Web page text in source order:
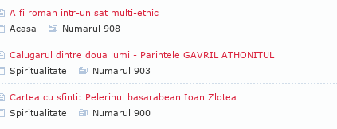
A fi roman intr-un sat multi-etnic
Acasa
Numarul 908
Calugarul dintre doua lumi - Parintele GAVRIL ATHONITUL
Spiritualitate
Numarul 903
Cartea cu sfinti: Pelerinul basarabean Ioan Zlotea
Spiritualitate
Numarul 900